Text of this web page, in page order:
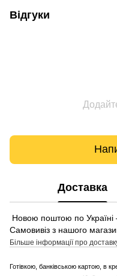
Відгуки
Доставка
Новою поштою по
Самовивіз з нашого
Більше інформації про
Готівкою, банківською картою, в